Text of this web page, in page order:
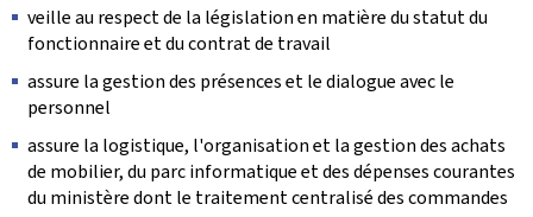
veille au respect de la législation en matière du statut du
fonctionnaire et du contrat de travail
assure la gestion des présences et le dialogue avec le
personnel
assure la logistique, l'organisation et la gestion des achats
de mobilier, du parc informatique et des dépenses courantes
du ministère dont le traitement centralisé des commandes